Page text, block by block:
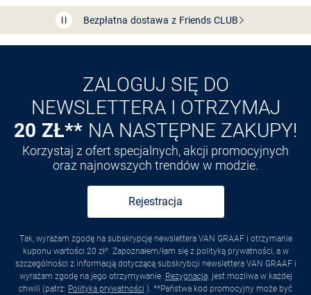
ZALOGUJ SIĘ DO
NEWSLETTERA I OTRZYMAJ
20 ZŁ** NA NASTĘPNE ZAKUPY!
Korzystaj z ofert specjalnych, akcji promocyjnych
oraz najnowszych trendów w modzie.
Rejestracja
Tak, wyrażam zgodę na subskrypcję newslettera VAN GRAAF i otrzymanie
kuponu wartości 20 zł*. Zapoznałem/łam się z polityką prywatności, a w
szczególności z informacją dotyczącą subskrybcji newslettera VAN GRAAF i
wyrażam zgodę na jego otrzymywanie. Rezygnacja. jest możliwa w każdej
chwili (patrz: Polityka prywatności ). **Państwa kod promocyjny może być